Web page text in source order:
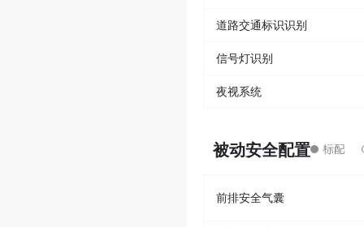
道路交通标识识别
信号灯识别
夜视系统
被动安全配置
前排安全气囊